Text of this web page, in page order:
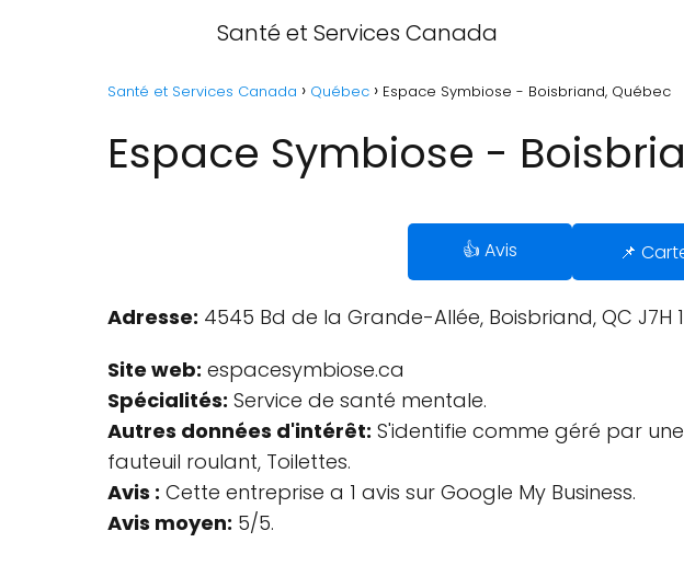
Santé et Services Canada
Santé et Services Canada Québec Espace Symbiose - Boisbriand, Québec
Espace Symbiose -
👍 Avis 📌
Adresse: 4545 Bd de la Grande-Allée, Boisbriand, QC J7H
Site web: espacesymbiose.ca
Spécialités: Service de santé mentale.
Autres données d'intérêt: S'identifie comme géré par
fauteuil roulant, Toilettes.
Avis : Cette entreprise a 1 avis sur Google My Business.
Avis moyen: 5/5.